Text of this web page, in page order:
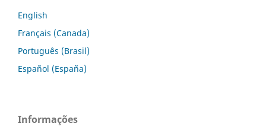
English
Français (Canada)
Português (Brasil)
Español (España)
Informações